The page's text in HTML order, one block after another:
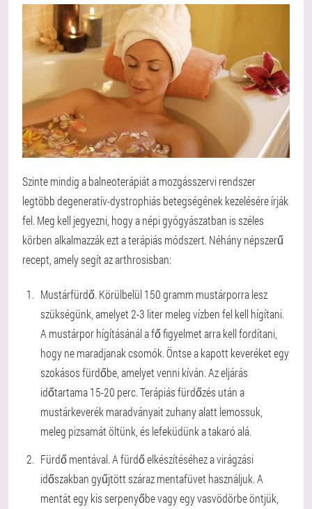
Szinte mindig a balneoterápiát a mozgásszervi rendszer
legtöbb degeneratív-dystrophiás betegségének kezelésére írják
fel. Meg kell jegyezni, hogy a népi gyógyászatban is széles
körben alkalmazzák ezt a terápiás módszert. Néhány népszerű
recept, amely segít az arthrosisban:
Mustárfürdő. Körülbelül 150 gramm mustárporra lesz
szükségünk, amelyet 2-3 liter meleg vízben fel kell hígítani.
A mustárpor hígításánál a fő figyelmet arra kell fordítani,
hogy ne maradjanak csomók. Öntse a kapott keveréket egy
szokásos fürdőbe, amelyet venni kíván. Az eljárás
időtartama 15-20 perc. Terápiás fürdőzés után a
mustárkeverék maradványait zuhany alatt lemossuk,
meleg pizsamát öltünk, és lefeküdünk a takaró alá.
Fürdő mentával. A fürdő elkészítéséhez a virágzási
időszakban gyűjtött száraz mentafüvet használjuk. A
mentát egy kis serpenyőbe vagy egy vasvödörbe öntjük,